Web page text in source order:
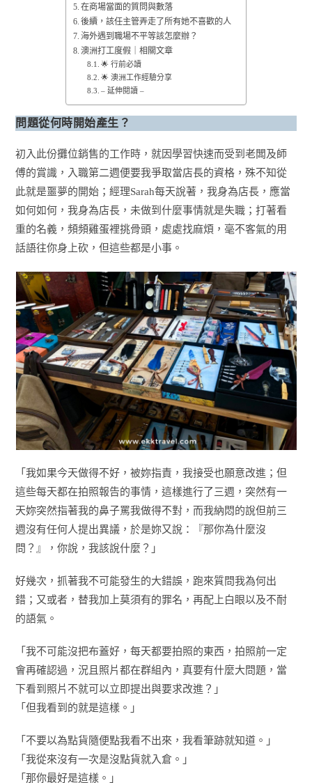
在商場當面的質問與數落
後續，該任主管弄走了所有她不喜歡的人
海外遇到職場不平等該怎麼辦？
澳洲打工度假｜相關文章
🌟 行前必讀
🌟 澳洲工作經驗分享
– 延伸閱讀 –
問題從何時開始產生？
初入此份攤位銷售的工作時，就因學習快速而受到老闆及師
傅的賞識，入職第二週便要我爭取當店長的資格，殊不知從
此就是噩夢的開始；經理Sarah每天說著，我身為店長，應當
如何如何，我身為店長，未做到什麼事情就是失職；打著看
重的名義，頻頻雞蛋裡挑骨頭，處處找麻煩，毫不客氣的用
話語往你身上砍，但這些都是小事。
「我如果今天做得不好，被妳指責，我接受也願意改進；但
這些每天都在拍照報告的事情，這樣進行了三週，突然有一
天妳突然指著我的鼻子罵我做得不對，而我納悶的說但前三
週沒有任何人提出異議，於是妳又說：『那你為什麼沒
問？』，你說，我該說什麼？」
好幾次，抓著我不可能發生的大錯誤，跑來質問我為何出
錯；又或者，替我加上莫須有的罪名，再配上白眼以及不耐
的語氣。
「我不可能沒把布蓋好，每天都要拍照的東西，拍照前一定
會再確認過，況且照片都在群組內，真要有什麼大問題，當
下看到照片不就可以立即提出與要求改進？」
「但我看到的就是這樣。」
「不要以為點貨隨便點我看不出來，我看筆跡就知道。」
「我從來沒有一次是沒點貨就入倉。」
「那你最好是這樣。」